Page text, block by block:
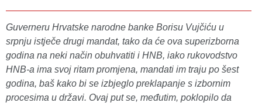
Guverneru Hrvatske narodne banke Borisu Vujčiću u
srpnju istječe drugi mandat, tako da će ova superizborna
godina na neki način obuhvatiti i HNB, iako rukovodstvo
HNB-a ima svoj ritam promjena, mandati im traju po šest
godina, baš kako bi se izbjeglo preklapanje s izbornim
procesima u državi. Ovaj put se, međutim, poklopilo da